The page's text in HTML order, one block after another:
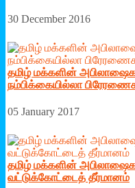
30 December 2016
தமிழ் மக்களின்
நம்பிக்கையில்லா
05 January 2017
தமிழ் மக்களின்
வட்டுக்கோட்டைத் தீர்மானம்